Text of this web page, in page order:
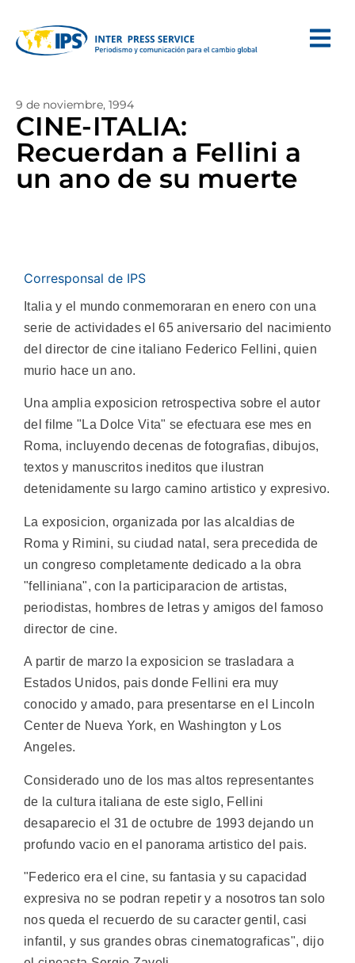
9 de noviembre, 1994
CINE-ITALIA:
Recuerdan a Fellini a
un ano de su muerte
Corresponsal de IPS
Italia y el mundo conmemoraran en enero con una
serie de actividades el 65 aniversario del nacimiento
del director de cine italiano Federico Fellini, quien
murio hace un ano.
Una amplia exposicion retrospectiva sobre el autor
del filme "La Dolce Vita" se efectuara ese mes en
Roma, incluyendo decenas de fotografias, dibujos,
textos y manuscritos ineditos que ilustran
detenidamente su largo camino artistico y expresivo.
La exposicion, organizada por las alcaldias de
Roma y Rimini, su ciudad natal, sera precedida de
un congreso completamente dedicado a la obra
"felliniana", con la participaracion de artistas,
periodistas, hombres de letras y amigos del famoso
director de cine.
A partir de marzo la exposicion se trasladara a
Estados Unidos, pais donde Fellini era muy
conocido y amado, para presentarse en el Lincoln
Center de Nueva York, en Washington y Los
Angeles.
Considerado uno de los mas altos representantes
de la cultura italiana de este siglo, Fellini
desaparecio el 31 de octubre de 1993 dejando un
profundo vacio en el panorama artistico del pais.
"Federico era el cine, su fantasia y su capacidad
expresiva no se podran repetir y a nosotros tan solo
nos queda el recuerdo de su caracter gentil, casi
infantil, y sus grandes obras cinematograficas", dijo